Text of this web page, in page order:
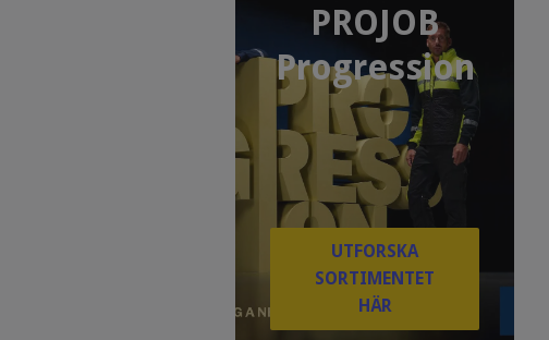
PROJOB
Progression
UTFORSKA
SORTIMENTET
HÄR